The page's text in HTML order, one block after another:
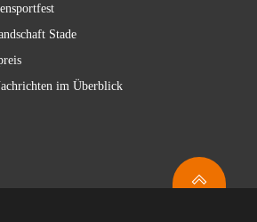
Stade
im Überblick